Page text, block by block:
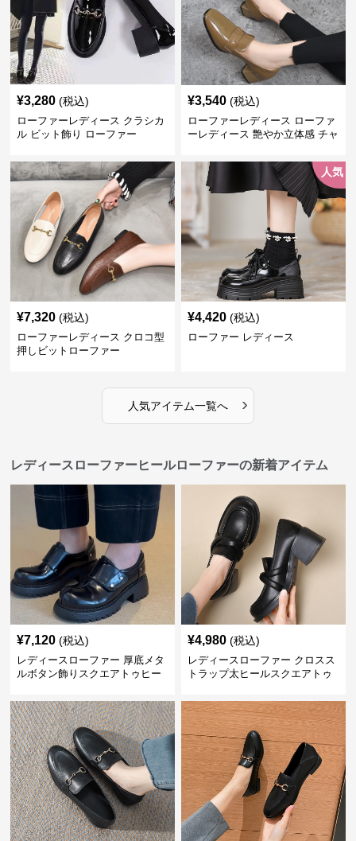
¥3,280 (税込)
ローファーレディース クラシカ
ル ビット飾り ローファー
¥3,540 (税込)
ローファーレディース ローファ
ーレディース 艶やか立体感 チャ
¥7,320 (税込)
ローファーレディース クロコ型
押しビットローファー
人気
¥4,420 (税込)
ローファー レディース
人気アイテム一覧へ ›
レディースローファーヒールローファーの新着アイテム
¥7,120 (税込)
レディースローファー 厚底メタ
ルボタン飾りスクエアトゥヒー
¥4,980 (税込)
レディースローファー クロスス
トラップ太ヒールスクエアトゥ